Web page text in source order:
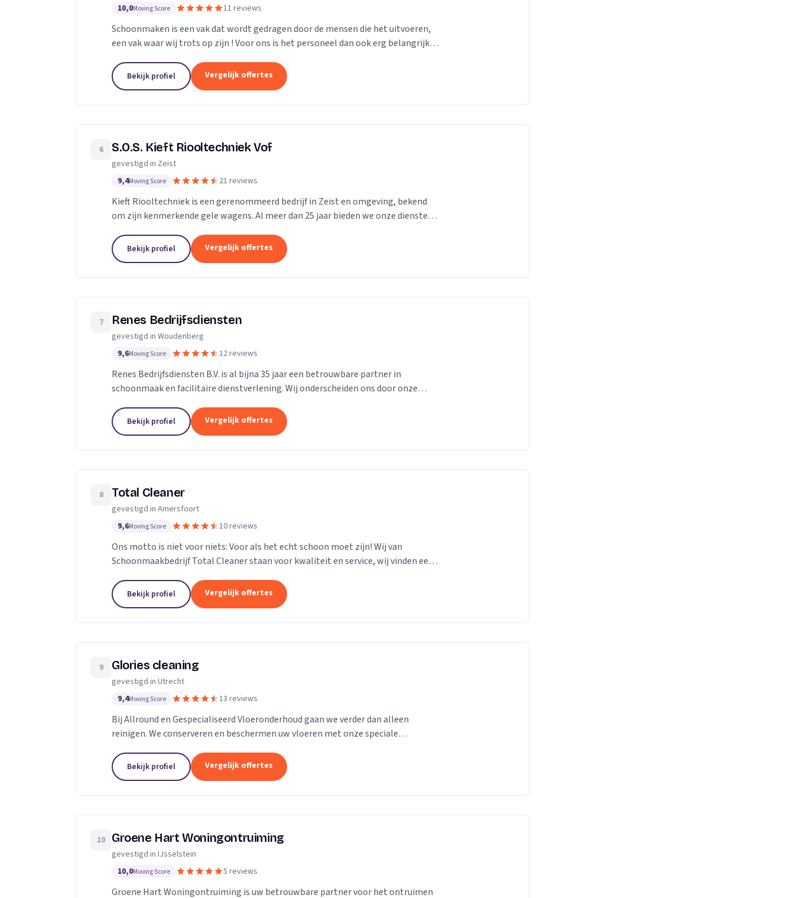
10,0Moving Score 11 reviews
Schoonmaken is een vak dat wordt gedragen door de mensen die het uitvoeren,
een vak waar wij trots op zijn ! Voor ons is het personeel dan ook erg belangrijk,
Bekijk profiel Vergelijk offertes
6 S.O.S. Kieft Riooltechniek Vof
gevestigd in Zeist
9,4Moving Score 21 reviews
Kieft Riooltechniek is een gerenommeerd bedrijf in Zeist en omgeving, bekend
om zijn kenmerkende gele wagens. Al meer dan 25 jaar bieden we onze diensten
Bekijk profiel Vergelijk offertes
7 Renes Bedrijfsdiensten
gevestigd in Woudenberg
9,6Moving Score 12 reviews
Renes Bedrijfsdiensten B.V. is al bijna 35 jaar een betrouwbare partner in
schoonmaak en facilitaire dienstverlening. Wij onderscheiden ons door onze
Bekijk profiel Vergelijk offertes
8 Total Cleaner
gevestigd in Amersfoort
9,6Moving Score 10 reviews
Ons motto is niet voor niets: Voor als het echt schoon moet zijn! Wij van
Schoonmaakbedrijf Total Cleaner staan voor kwaliteit en service, wij vinden een
Bekijk profiel Vergelijk offertes
9 Glories cleaning
gevestigd in Utrecht
9,4Moving Score 13 reviews
Bij Allround en Gespecialiseerd Vloeronderhoud gaan we verder dan alleen
reinigen. We conserveren en beschermen uw vloeren met onze speciale
Bekijk profiel Vergelijk offertes
10 Groene Hart Woningontruiming
gevestigd in IJsselstein
10,0Moving Score 5 reviews
Groene Hart Woningontruiming is uw betrouwbare partner voor het ontruimen